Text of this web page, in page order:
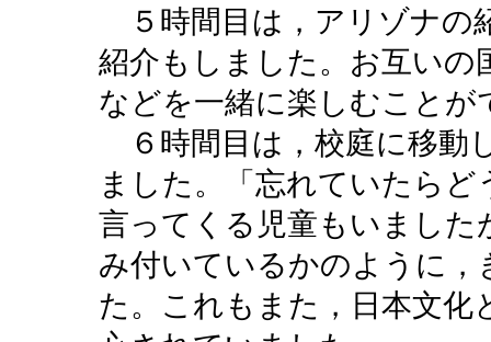
５時間目は，アリゾナの
紹介もしました。お互いの
などを一緒に楽しむことが
６時間目は，校庭に移動
ました。「忘れていたら
言ってくる児童もいました
み付いているかのように
た。これもまた，日本文化